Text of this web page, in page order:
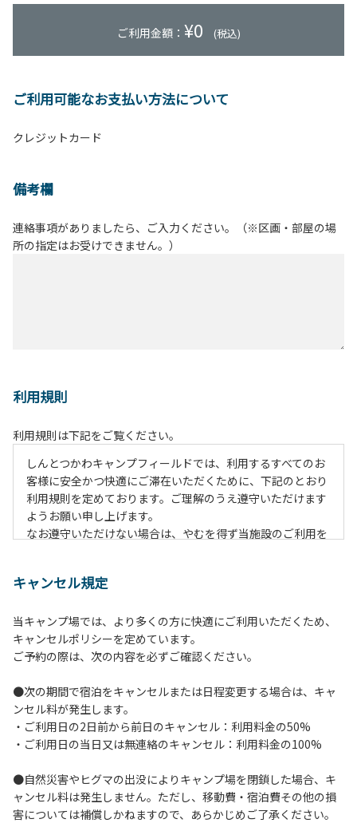
ご利用金額： ¥0 (税込)
ご利用可能なお支払い方法について
クレジットカード
備考欄
連絡事項がありましたら、ご入力ください。（※区画・部屋の場
所の指定はお受けできません。）
利用規則
利用規則は下記をご覧ください。
しんとつかわキャンプフィールドでは、利用するすべてのお
客様に安全かつ快適にご滞在いただくために、下記のとおり
利用規則を定めております。ご理解のうえ遵守いただけます
ようお願い申し上げます。
なお遵守いただけない場合は、やむを得ず当施設のご利用を
【ご利用上の注意事項ならびに禁止事項】
２.安全管理上、お子様の単独での行動はご遠慮ください。
３.調度品などの持ち出しはしないでください。
４.午後10時以降の花火の使用は禁止です。
使用、夜間の大声での談笑等）や他人に嫌悪感を与えるよう
な行為はお止めください。
６.芝生や地面での直火による焚き火、BBQ、キャンプファ
イヤーは禁止します。
台の利用後は炭の鎮火の確認をお願いいたします。
８.バンガローの芝生にはテントは張らないでください。（タ
ープは１つまで可）
キャンセル規定
当キャンプ場では、より多くの方に快適にご利用いただくため、
キャンセルポリシーを定めています。
ご予約の際は、次の内容を必ずご確認ください。
●次の期間で宿泊をキャンセルまたは日程変更する場合は、キャ
ンセル料が発生します。
・ご利用日の2日前から前日のキャンセル：利用料金の50%
・ご利用日の当日又は無連絡のキャンセル：利用料金の100%
●自然災害やヒグマの出没によりキャンプ場を閉鎖した場合、キ
ャンセル料は発生しません。ただし、移動費・宿泊費その他の損
害については補償しかねますので、あらかじめご了承ください。